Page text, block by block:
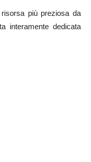
più preziosa da
interamente dedicata